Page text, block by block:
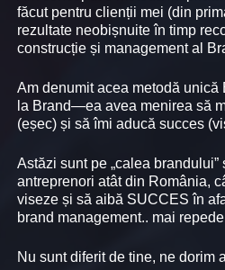
făcut pentru clienții mei (din
rezultate neobișnuite în timp
construcție și management al
Am denumit acea metodă
la Brand—ea avea menirea să
(eșec) și să îmi aducă succes
Astăzi sunt pe „calea
antreprenori atât din România,
viseze și să aibă SUCCES în
brand management.. mai
Nu sunt diferit de tine, ne dorim